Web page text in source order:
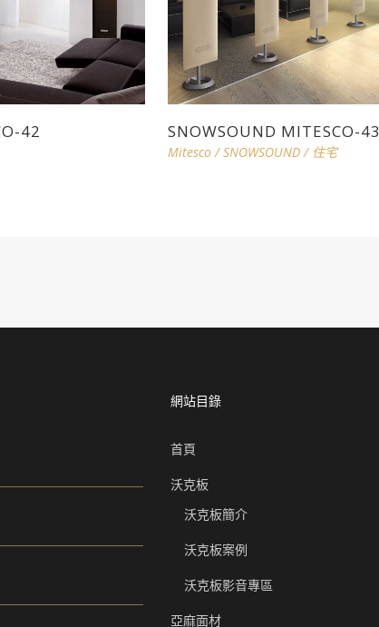
42 SNOWSOUND MITESCO-43
Mitesco/SNOWSOUND/ 住宅
網站目錄
首頁
沃克板
沃克板簡介
沃克板案例
沃克板影音專區
亞麻面材